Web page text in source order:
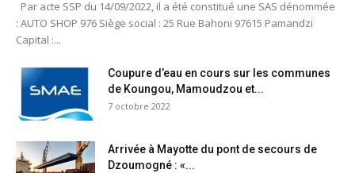
Par acte SSP du 14/09/2022, il a été constitué une SAS dénommée
: AUTO SHOP 976 Siège social : 25 Rue Bahoni 97615 Pamandzi
Capital :...
Coupure d’eau en cours sur les communes
de Koungou, Mamoudzou et...
7 octobre 2022
Arrivée à Mayotte du pont de secours de
Dzoumogné : «...